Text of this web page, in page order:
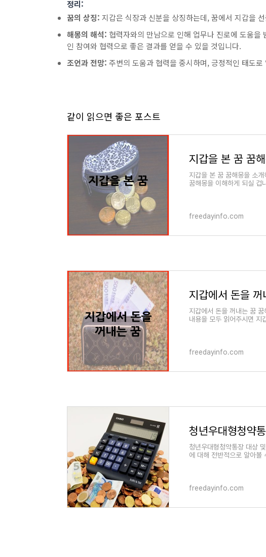
정리:
꿈의 상징: 지갑은 식장과 신분을 상징하는데, 꿈에서 지갑을
해몽의 해석: 협력자와의 만남으로 인해 업무나 진로에 도움을
인 참여와 협력으로 좋은 결과를 얻을 수 있을 것입니다.
조언과 전망: 주변의 도움과 협력을 중시하며, 긍정적인 태도
같이 읽으면 좋은 포스트
지갑을 본 꿈 꿈
지갑을 본 꿈 꿈해몽을 소
꿈해몽을 이해하게 되실 겁
freedayinfo.com
지갑에서 돈을
지갑에서 돈을 꺼내는 꿈
내용을 모두 읽어주시면 지
freedayinfo.com
청년우대형청약통장 대상
에 대해 전반적으로 알아볼
freedayinfo.com